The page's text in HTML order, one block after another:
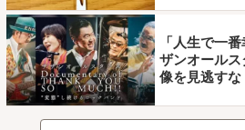
「人生で一
ザンオール
像を見逃すな